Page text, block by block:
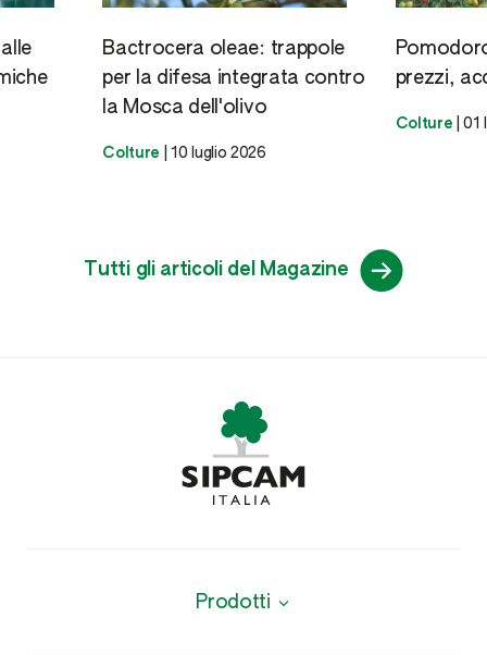
Bactrocera oleae: trappole
per la difesa integrata contro
la Mosca dell'olivo
Colture |10 luglio 2026
prezzi,
Colture |01
Tutti gli articoli del Magazine
Prodotti